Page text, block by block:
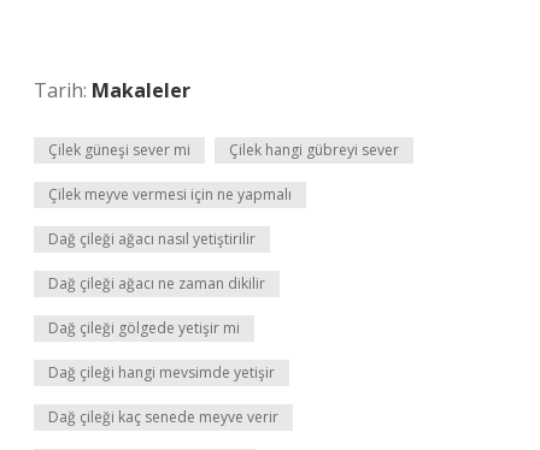
Tarih: Makaleler
Çilek güneşi sever mi Çilek hangi gübreyi sever
Çilek meyve vermesi için ne yapmalı
Dağ çileği ağacı nasıl yetiştirilir
Dağ çileği ağacı ne zaman dikilir
Dağ çileği gölgede yetişir mi
Dağ çileği hangi mevsimde yetişir
Dağ çileği kaç senede meyve verir